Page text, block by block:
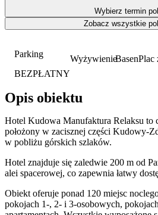
Parking
BEZPŁATNY
WyżywienieBasenPlac
Opis obiektu
Hotel Kudowa Manufaktura Relaksu to
położony w zacisznej części Kudowy-
w pobliżu górskich szlaków.
Hotel znajduje się zaledwie 200 m od
alei spacerowej, co zapewnia łatwy
Obiekt oferuje ponad 120 miejsc
pokojach 1-, 2- i 3-osobowych,
Wybierz termin
Zobacz wszystkie